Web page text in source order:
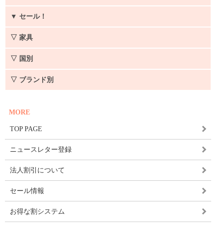
▼ セール！
▽ 家具
▽ 国別
▽ ブランド別
MORE
TOP PAGE
ニュースレター登録
法人割引について
セール情報
お得な割システム